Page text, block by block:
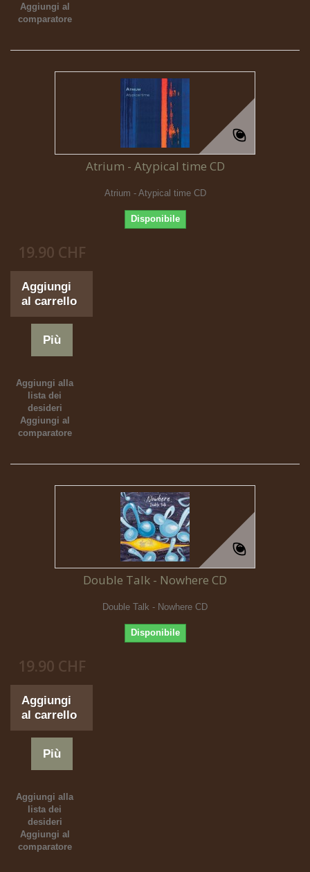
Aggiungi al
comparatore
Atrium - Atypical time CD
Atrium - Atypical time CD
Disponibile
19.90 CHF
Aggiungi
al carrello
Più
Aggiungi alla
lista dei
desideri
Aggiungi al
comparatore
Double Talk - Nowhere CD
Double Talk - Nowhere CD
Disponibile
19.90 CHF
Aggiungi
al carrello
Più
Aggiungi alla
lista dei
desideri
Aggiungi al
comparatore